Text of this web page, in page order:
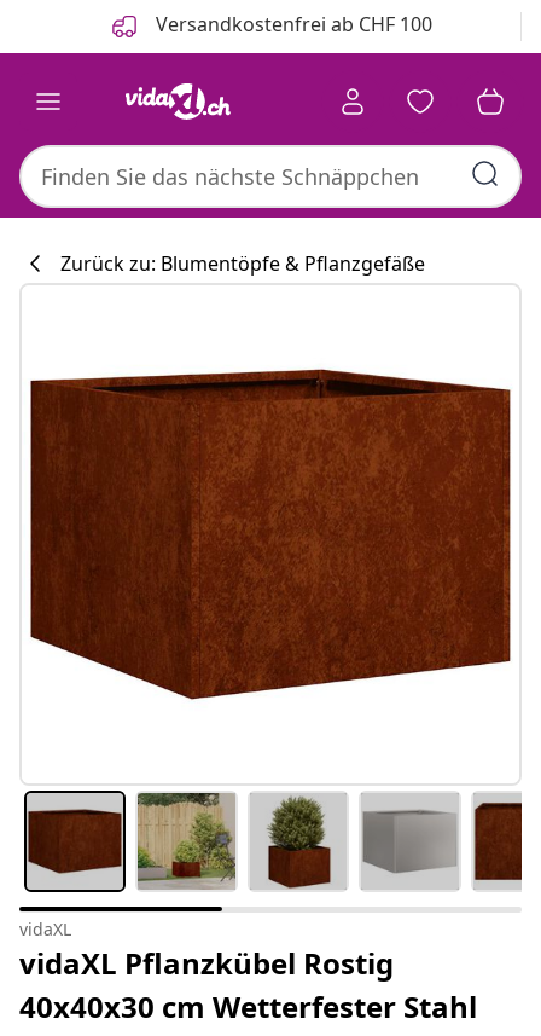
Versandkostenfrei ab CHF 100
Zurück zu: Blumentöpfe & Pflanzgefäße
vidaXL
vidaXL Pflanzkübel Rostig
40x40x30 cm Wetterfester Stahl